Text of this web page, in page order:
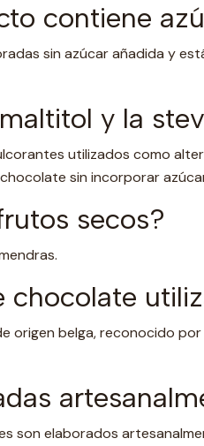
contiene
sin azúcar añadida y
y la
utilizados como
sin incorporar
secos?
chocolate
origen belga, reconocido
son elaborados